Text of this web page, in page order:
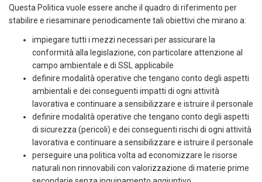
Questa Politica vuole essere anche il quadro di riferimento per
stabilire e riesaminare periodicamente tali obiettivi che mirano a:
impiegare tutti i mezzi necessari per assicurare la
conformità alla legislazione, con particolare attenzione al
campo ambientale e di SSL applicabile
definire modalità operative che tengano conto degli aspetti
ambientali e dei conseguenti impatti di ogni attività
lavorativa e continuare a sensibilizzare e istruire il personale
definire modalità operative che tengano conto degli aspetti
di sicurezza (pericoli) e dei conseguenti rischi di ogni attività
lavorativa e continuare a sensibilizzare e istruire il personale
perseguire una politica volta ad economizzare le risorse
naturali non rinnovabili con valorizzazione di materie prime